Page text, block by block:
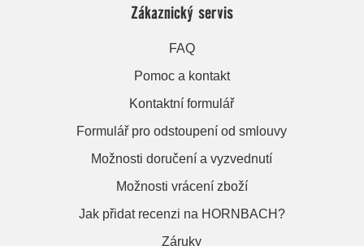
Zákaznický servis
FAQ
Pomoc a kontakt
Kontaktní formulář
Formulář pro odstoupení od smlouvy
Možnosti doručení a vyzvednutí
Možnosti vrácení zboží
Jak přidat recenzi na HORNBACH?
Záruky